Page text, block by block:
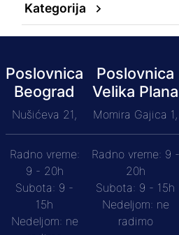
Kategorija
Poslovnica
Beograd
Nušićeva 21,
Radno vreme:
9 - 20h
Subota: 9 -
15h
Nedeljom: ne
Poslovnica
Velika Plana
Momira Gajica 1,
Radno vreme: 9 -
20h
Subota: 9 - 15h
Nedeljom: ne
radimo